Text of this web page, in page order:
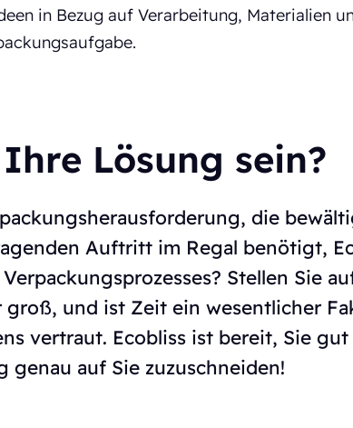
in Bezug auf Verarbeitung, Materialien
Lösung sein?
die
Auftritt im Regal benötigt,
Stellen Sie
groß, und ist Zeit ein wesentlicher
vertraut. Ecobliss ist bereit, Sie
genau auf Sie zuzuschneiden!